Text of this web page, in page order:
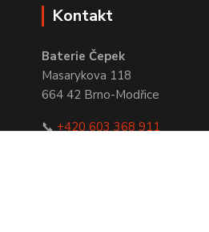
Kontakt
Baterie Čepek
Masarykova 118
664 42 Brno-Modřice
📞+420 603 368 911